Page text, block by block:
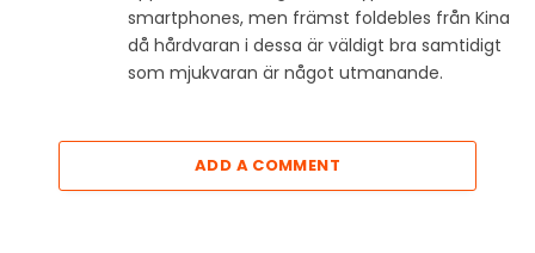
smartphones, men främst foldebles från Kina
då hårdvaran i dessa är väldigt bra samtidigt
som mjukvaran är något utmanande.
ADD A COMMENT